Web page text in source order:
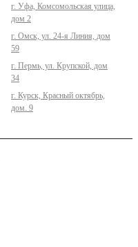
г. Уфа, Комсомольская улица,
дом 2
г. Омск, ул. 24-я Линия, дом
59
г. Пермь, ул. Крупской, дом
34
г. Курск, Красный октябрь,
дом. 9